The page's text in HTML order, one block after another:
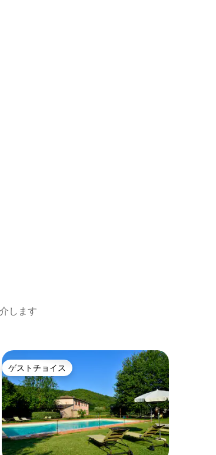
します
ゲストチョイス
ゲストチョイス